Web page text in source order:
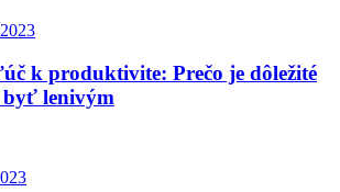
k produktivite: Prečo je dôležité
byť lenivým